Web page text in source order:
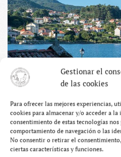
Gestionar el
de las cookies
Para ofrecer las mejores experiencias,
cookies para almacenar y/o acceder a
consentimiento de estas tecnologías
comportamiento de navegación o las
No consentir o retirar el
ciertas características y funciones.
Cuando te alejas de la zona de